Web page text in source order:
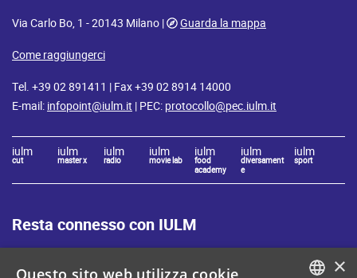
Via Carlo Bo, 1 - 20143 Milano |
Guarda la mappa
Come raggiungerci
Tel. +39 02 891411 | Fax +39 02 8914 14000
E-mail: infopoint@iulm.it | PEC: protocollo@pec.iulm.it
iulm
cut
iulm
master x
iulm
radio
iulm
movie lab
iulm
food
academy
iulm
diversament
e
iulm
sport
Resta connesso con IULM
×
Questo sito web utilizza cookie